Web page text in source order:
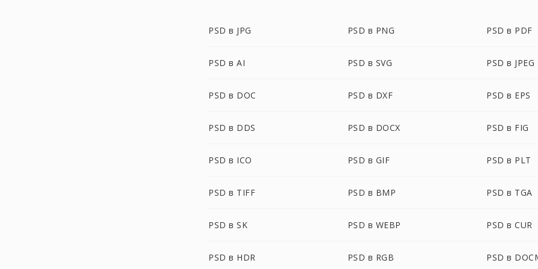
PSD в JPG PSD в PNG PSD в PDF
PSD в AI PSD в SVG PSD в JPEG
PSD в DOC PSD в DXF PSD в EPS
PSD в DDS PSD в DOCX PSD в FIG
PSD в ICO PSD в GIF PSD в PLT
PSD в TIFF PSD в BMP PSD в TGA
PSD в SK PSD в WEBP PSD в CUR
PSD в HDR PSD в RGB PSD в